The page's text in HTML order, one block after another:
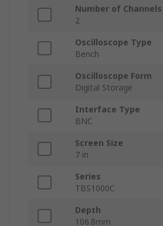
Number of Channels
2
Oscilloscope Type
Bench
Oscilloscope Form
Digital Storage
Interface Type
BNC
Screen Size
7 in
Series
TBS1000C
Depth
106.8mm